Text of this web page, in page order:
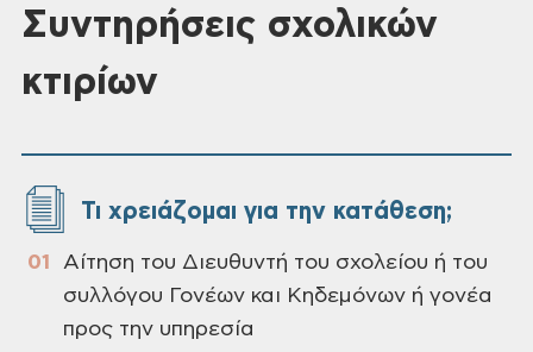
Συντηρήσεις σχολικών
κτιρίων
Τι χρειάζομαι για την κατάθεση;
Αίτηση του Διευθυντή του σχολείου ή του
συλλόγου Γονέων και Κηδεμόνων ή γονέα
προς την υπηρεσία